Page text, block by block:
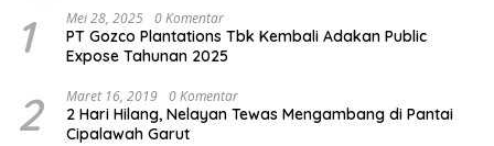
1 Mei 28, 2025 0 Komentar
PT Gozco Plantations Tbk Kembali Adakan Public
Expose Tahunan 2025
2 Maret 16, 2019 0 Komentar
2 Hari Hilang, Nelayan Tewas Mengambang di Pantai
Cipalawah Garut